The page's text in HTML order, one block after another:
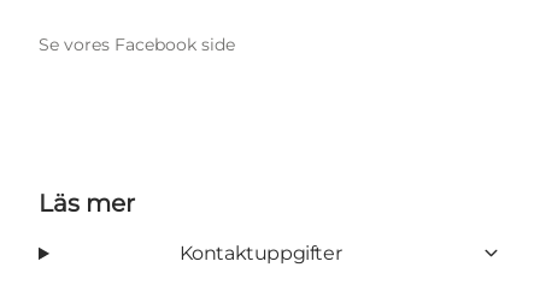
Se vores Facebook side
Läs mer
Kontaktuppgifter